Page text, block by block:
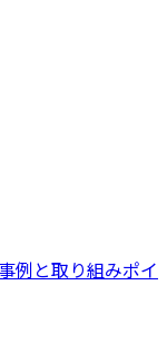
例と取り組みポイ